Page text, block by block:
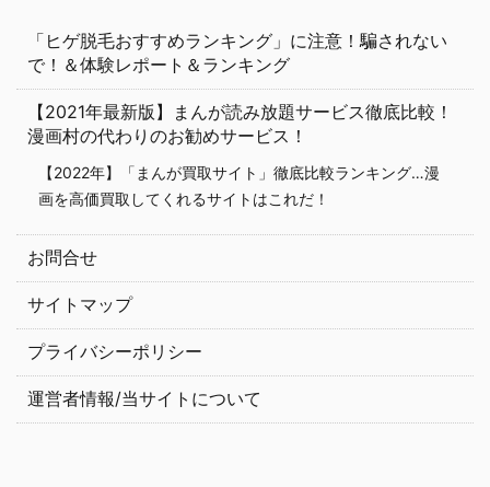
「ヒゲ脱毛おすすめランキング」に注意！騙されない
で！＆体験レポート＆ランキング
【2021年最新版】まんが読み放題サービス徹底比較！
漫画村の代わりのお勧めサービス！
【2022年】「まんが買取サイト」徹底比較ランキング…漫
画を高価買取してくれるサイトはこれだ！
お問合せ
サイトマップ
プライバシーポリシー
運営者情報/当サイトについて